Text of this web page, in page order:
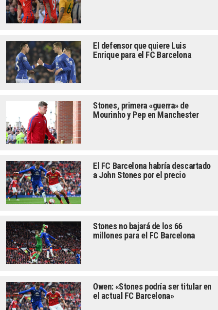
El defensor que quiere Luis
Enrique para el FC Barcelona
Stones, primera «guerra» de
Mourinho y Pep en Manchester
El FC Barcelona habría descartado
a John Stones por el precio
Stones no bajará de los 66
millones para el FC Barcelona
Owen: «Stones podría ser titular en
el actual FC Barcelona»